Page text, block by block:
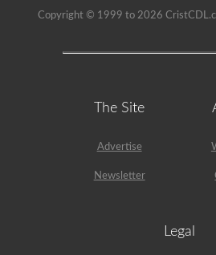
Copyright © 1999 to 2026
The Site
Advertise
Newsletter
Legal